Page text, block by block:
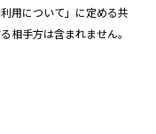
用について」に定める共
相手方は含まれません。